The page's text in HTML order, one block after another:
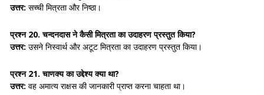
उत्तर: सच्ची मित्रता और निष्ठा।
प्रश्न 20. चन्दनदास ने कैसी मित्रता का उदाहरण प्रस्तुत किया?
उत्तर: उसने निस्वार्थ और अटूट मित्रताका उदाहरण प्रस्तुत किया।
प्रश्न 21. चाणक्य का उद्देश्य क्या था?
उत्तर: वह अमात्य राक्षस की जानकारीप्राप्त करना चाहता था।